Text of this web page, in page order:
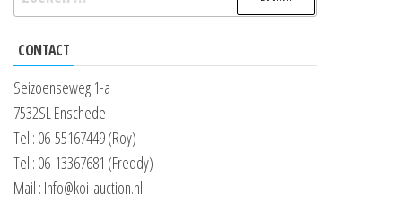
naar:
CONTACT
Seizoenseweg 1-a
7532SL Enschede
Tel : 06-55167449 (Roy)
Tel : 06-13367681 (Freddy)
Mail : Info@koi-auction.nl